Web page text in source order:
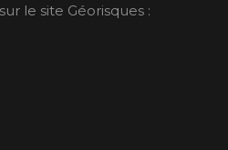
le site Géorisques :